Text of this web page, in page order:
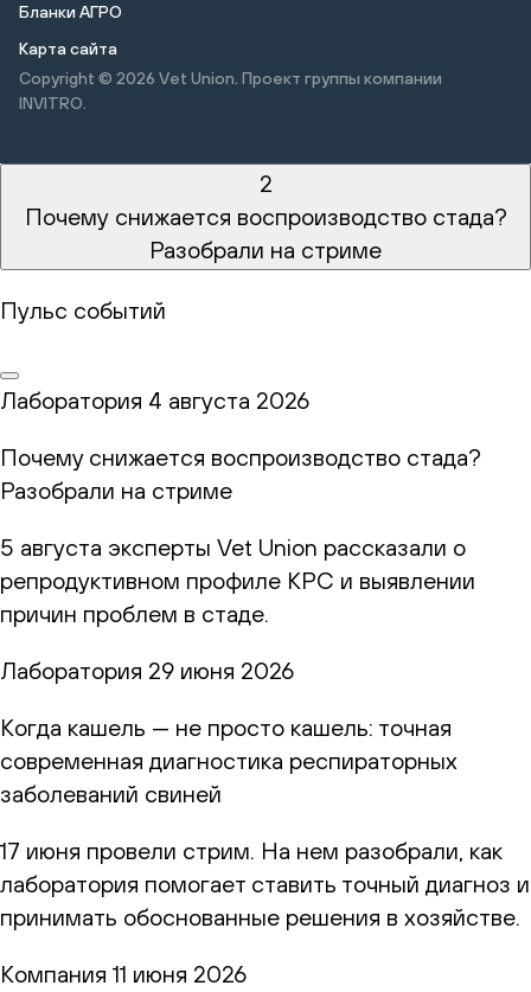
Бланки АГРО
Карта сайта
Copyright © 2026 Vet Union. Проект группы компании
INVITRO.
2
Почему снижается воспроизводство стада?
Разобрали на стриме
Пульс событий
Лаборатория 4 августа 2026
Почему снижается воспроизводство стада?
Разобрали на стриме
5 августа эксперты Vet Union рассказали о
репродуктивном профиле КРС и выявлении
причин проблем в стаде.
Лаборатория 29 июня 2026
Когда кашель — не просто кашель: точная
современная диагностика респираторных
заболеваний свиней
17 июня провели стрим. На нем разобрали, как
лаборатория помогает ставить точный диагноз и
принимать обоснованные решения в хозяйстве.
Компания 11 июня 2026